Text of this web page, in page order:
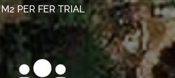
M2 PER FER TRIAL